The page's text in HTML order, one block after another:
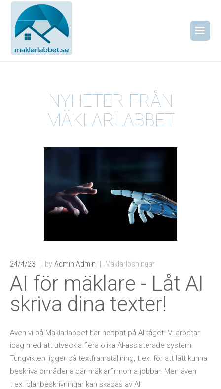
NYHETER FRÅN
MÄKLARLABBET
24/4/23 by Admin Admin Mäklarlösningar
AI för mäklare - Låt AI
skriva dina texter!
Även vi på Mäklarlabbet har hoppat på AI-tåget. Vi arbetar
idag med att utveckla flera olika AI-assisterade system.
Tungvikten ligger på textframställning, t.ex. för att lätt kunna
beskriva områdena där mäklarfirmorna jobbar. Men även
t.ex. planbeskrivningar kan skapas av AI.